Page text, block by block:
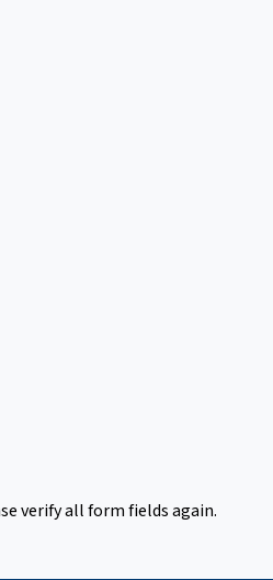
verify all form fields again.